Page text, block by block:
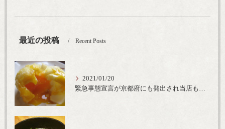
最近の投稿 Recent Posts
2021/01/20